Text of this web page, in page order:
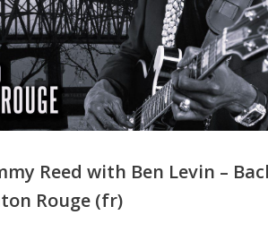
Reed with Ben Levin –
Rouge (fr)